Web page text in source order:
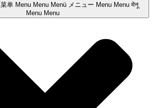
菜单 Menu Menu Menü メニュー Menu Menu मेनू
Menu Menu